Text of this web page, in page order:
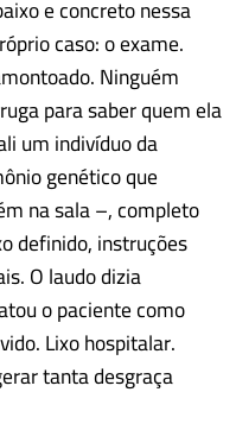
e concreto nessa
caso: o exame.
Ninguém
para saber quem ela
um indivíduo da
genético que
na sala –, completo
definido, instruções
O laudo dizia
o paciente como
Lixo hospitalar.
tanta desgraça